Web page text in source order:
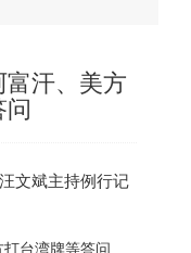
汗、美方
文斌主持例行记